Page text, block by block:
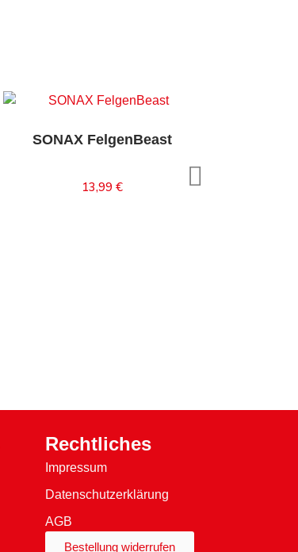
SONAX FelgenBeast
13,99 €
Inhalt auswählen
Rechtliches
Impressum
Datenschutzerklärung
AGB
Bestellung widerrufen